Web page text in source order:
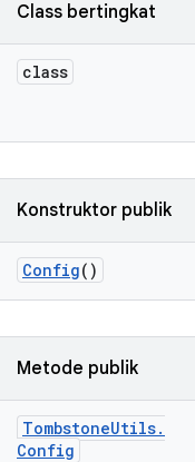
Class bertingkat
class
Konstruktor publik
Config()
Metode publik
TombstoneUtils.
Config